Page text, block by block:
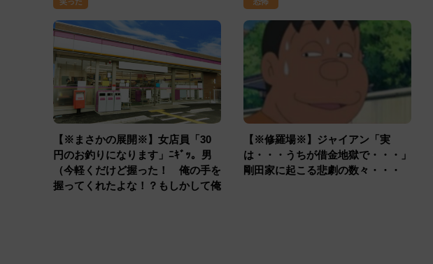
【※まさかの展開※】女店員「30
円のお釣りになります」ﾆｷﾞｯ。男
（今軽くだけど握った！ 俺の手を
握ってくれたよな！？もしかして俺
【※修羅場※】ジャイアン「実
は・・・うちが借金地獄で・・・」
剛田家に起こる悲劇の数々・・・